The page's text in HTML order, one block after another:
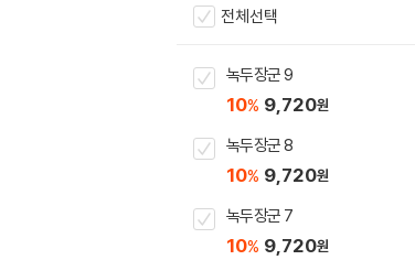
전체선택
녹두장군 9
10% 9,720원
녹두장군 8
10% 9,720원
녹두장군 7
10% 9,720원